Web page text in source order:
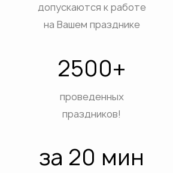
допускаются к работе
на Вашем празднике
2500+
проведенных
праздников!
за 20 мин